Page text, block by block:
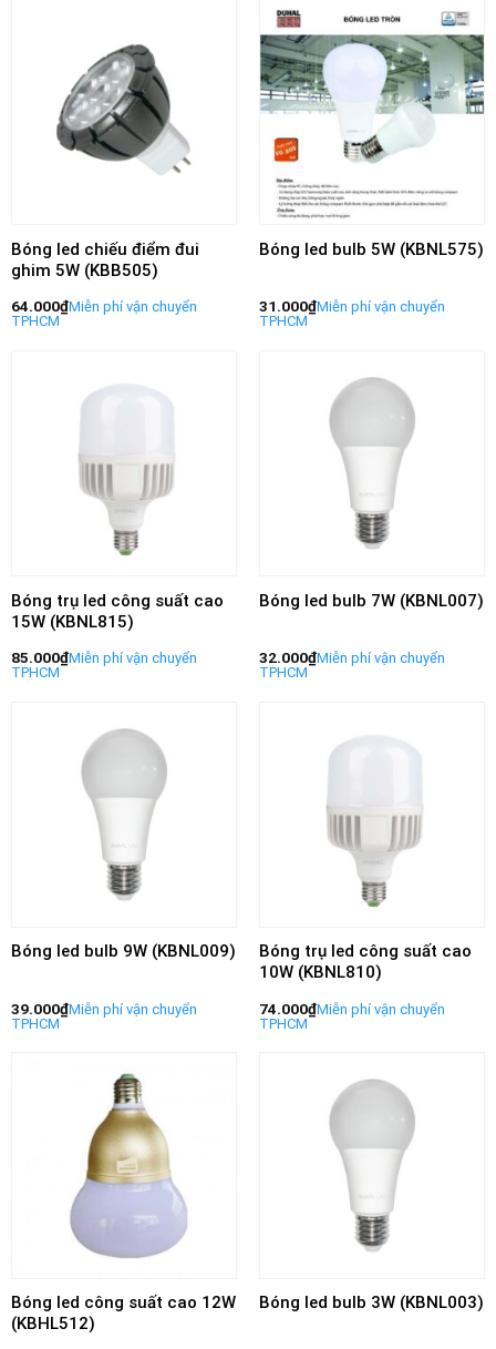
Bóng led chiếu điểm đui
ghim 5W (KBB505)
64.000₫
Bóng led bulb 5W (KBNL575)
31.000₫
Bóng trụ led công suất cao
15W (KBNL815)
85.000₫
Bóng led bulb 7W (KBNL007)
32.000₫
Bóng led bulb 9W (KBNL009)
39.000₫
Bóng trụ led công suất cao
10W (KBNL810)
74.000₫
Bóng led công suất cao 12W
(KBHL512)
Bóng led bulb 3W (KBNL003)